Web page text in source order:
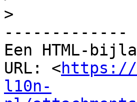
>
-------------
Een HTML-
URL: <https://
l10n-